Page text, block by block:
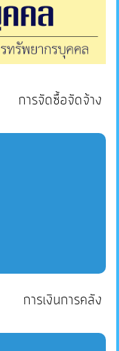
การจัดซื้อจัดจ้าง
การเงินการคลัง